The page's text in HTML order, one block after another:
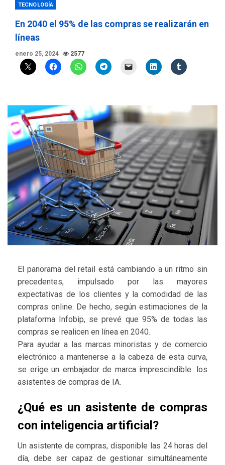
TECNOLOGÍA
En 2040 el 95% de las compras se realizarán en
líneas
enero 25, 2024 2577
El panorama del retail está cambiando a un ritmo sin
precedentes, impulsado por las mayores
expectativas de los clientes y la comodidad de las
compras online. De hecho, según estimaciones de la
plataforma Infobip, se prevé que 95% de todas las
compras se realicen en línea en 2040.
Para ayudar a las marcas minoristas y de comercio
electrónico a mantenerse a la cabeza de esta curva,
se erige un embajador de marca imprescindible: los
asistentes de compras de IA.
¿Qué es un asistente de compras
con inteligencia artificial?
Un asistente de compras, disponible las 24 horas del
día, debe ser capaz de gestionar simultáneamente